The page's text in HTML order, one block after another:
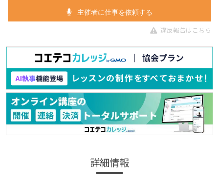
主催者に仕事を依頼する
違反報告はこちら
詳細情報